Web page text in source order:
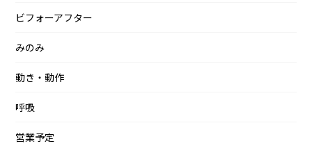
ビフォーアフター
みのみ
動き・動作
呼吸
営業予定